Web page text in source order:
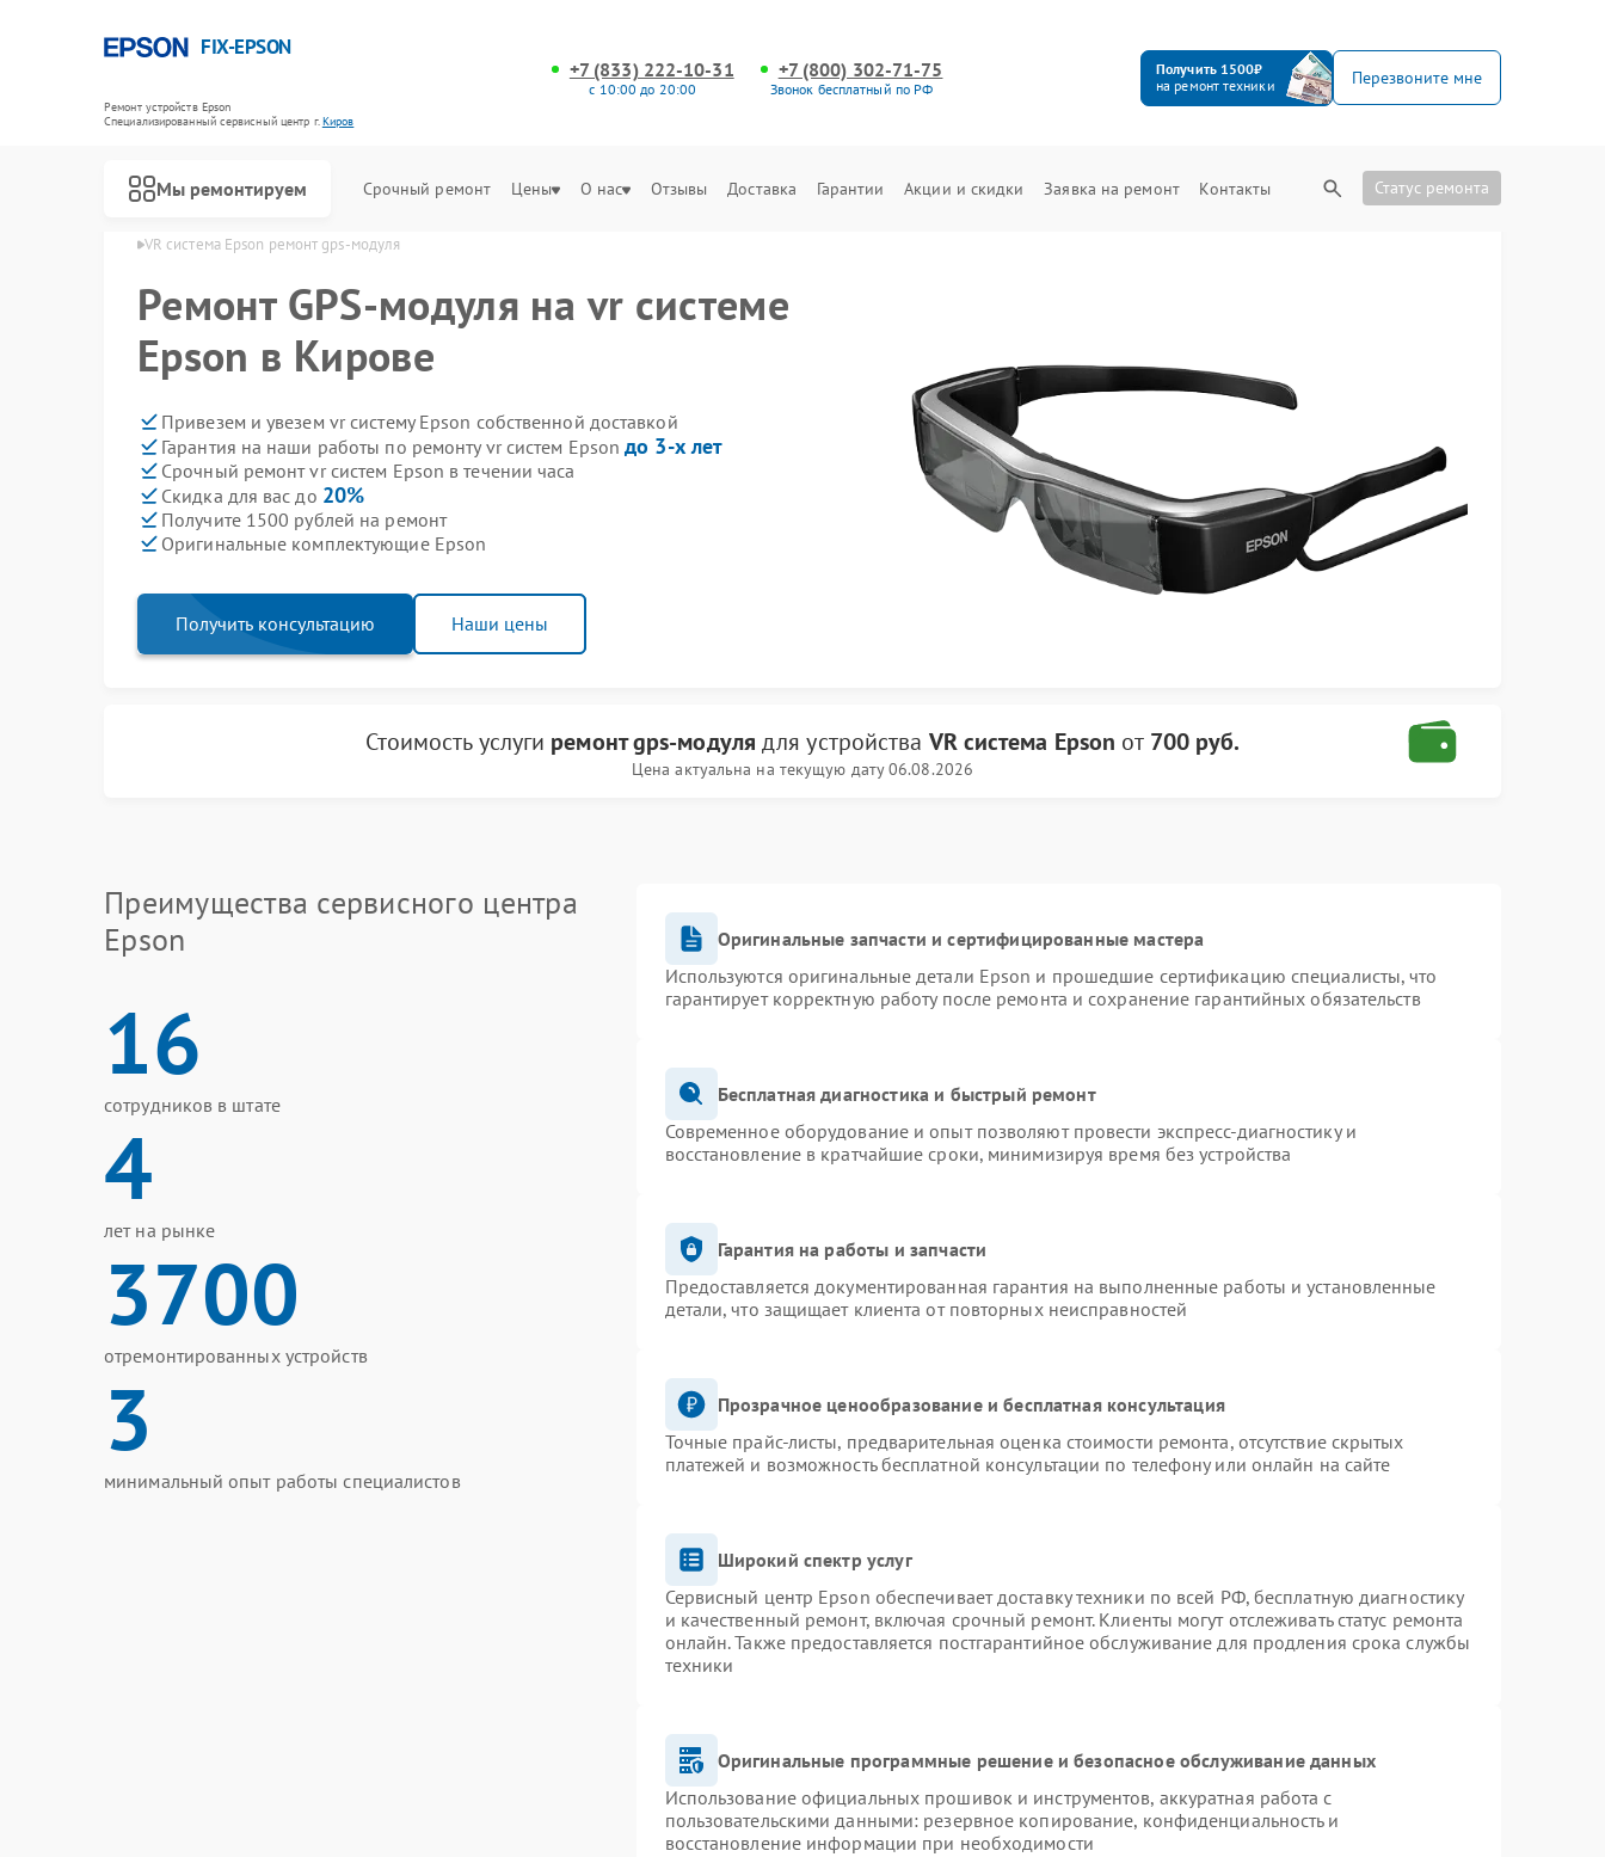
FIX-EPSON
Ремонт устройств Epson
Специализированный cервисный центр г.Киров
+7 (833) 222-10-31
с 10:00 до 20:00
+7 (800) 302-71-75
Звонок бесплатный по РФ
Получить 1500₽
на ремонт техники
Перезвоните мне
Мы ремонтируем Срочный ремонт Цены О нас Отзывы Доставка Гарантии Акции и скидки Заявка на ремонт Контакты Статус ремонта
VR система Epson ремонт gps-модуля
Ремонт GPS-модуля на vr системе
Epson в Кирове
Привезем и увезем vr систему Epson собственной доставкой
Гарантия на наши работы по ремонту vr систем Epsonдо 3-х лет
Срочный ремонт vr систем Epson в течении часа
Скидка для вас до 20%
Получите 1500 рублей на ремонт
Оригинальные комплектующие Epson
Получить консультацию Наши цены
Стоимость услуги ремонт gps-модуля для устройства VR система Epson от 700 руб.
Цена актуальна на текущую дату 06.08.2026
Преимущества сервисного центра
Epson
16
сотрудников в штате
4
лет на рынке
3700
отремонтированных устройств
3
минимальный опыт работы специалистов
Оригинальные запчасти и сертифицированные мастера
Используются оригинальные детали Epson и прошедшие сертификацию специалисты, что
гарантирует корректную работу после ремонта и сохранение гарантийных обязательств
Бесплатная диагностика и быстрый ремонт
Современное оборудование и опыт позволяют провести экспресс-диагностику и
восстановление в кратчайшие сроки, минимизируя время без устройства
Гарантия на работы и запчасти
Предоставляется документированная гарантия на выполненные работы и установленные
детали, что защищает клиента от повторных неисправностей
Прозрачное ценообразование и бесплатная консультация
Точные прайс-листы, предварительная оценка стоимости ремонта, отсутствие скрытых
платежей и возможность бесплатной консультации по телефону или онлайн на сайте
Широкий спектр услуг
Сервисный центр Epson обеспечивает доставку техники по всей РФ, бесплатную диагностику
и качественный ремонт, включая срочный ремонт. Клиенты могут отслеживать статус ремонта
онлайн. Также предоставляется постгарантийное обслуживание для продления срока службы
техники
Оригинальные программные решение и безопасное обслуживание данных
Использование официальных прошивок и инструментов, аккуратная работа с
пользовательскими данными: резервное копирование, конфиденциальность и
восстановление информации при необходимости